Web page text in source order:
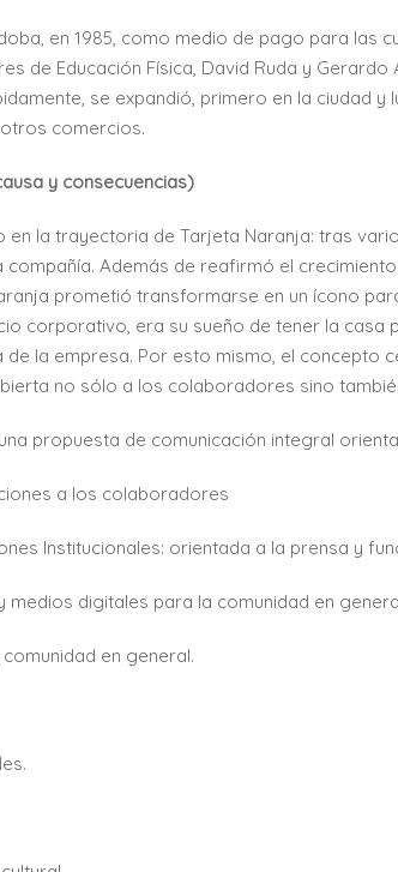
en 1985, como medio de pago para las
de Educación Física, David Ruda y
se expandió, primero en la ciudad
comercios.
y consecuencias)
en la trayectoria de Tarjeta Naranja: tras
Además de reafirmó el
prometió transformarse en un ícono
corporativo, era su sueño de tener la casa
la empresa. Por esto mismo, el concepto
no sólo a los colaboradores sino
propuesta de comunicación integral
a los colaboradores
Institucionales: orientada a la prensa y
medios digitales para la comunidad en
en general.